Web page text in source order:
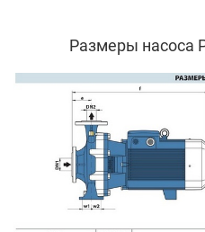
Размеры насоса